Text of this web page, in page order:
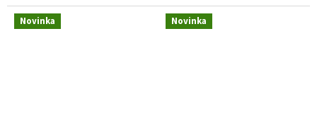
Novinka Novinka